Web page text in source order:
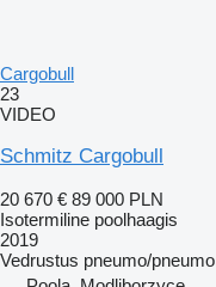
Cargobull
23
VIDEO
Schmitz Cargobull
20 670 € 89 000 PLN
Isotermiline poolhaagis
2019
Vedrustus pneumo/pneumo